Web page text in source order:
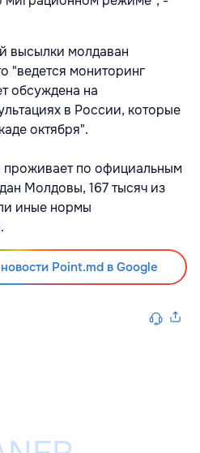
высылки молдаван
"ведется мониторинг
обсуждена на
в России, которые
октября".
проживает по официальным
Молдовы, 167 тысяч из
иные нормы
Point.md в Google